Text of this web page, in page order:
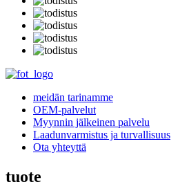
meidän tarinamme
OEM-palvelut
Myynnin jälkeinen palvelu
Laadunvarmistus ja turvallisuus
Ota yhteyttä
tuote